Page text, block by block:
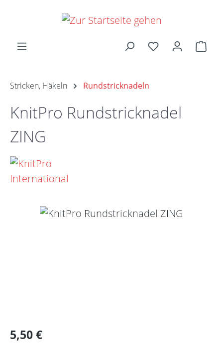
Zum Hauptinhalt springen
Stricken, Häkeln Rundstricknadeln
KnitPro Rundstricknadel
ZING
Bildergalerie überspringen
Regulärer Preis:
5,50 €